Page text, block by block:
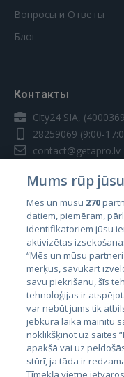
Вопросы и Ответы
Блог
Контакты
City24 SIA,
28259069 (9:00-
contact@getapro.lv
Страны
Эстония
Латвия
Литва
Mums rūp
Mēs un mūsu 270
datiem, piemēram,
identifikatoriem jūsu
aktivizētas
“Mēs un mūsu
mērķus, savukārt
savu piekrišanu, šīs
tehnoloģijas ir
var nebūt jums tik
jebkurā laikā mainītu
noklikšķinot uz saites
apakšā vai uz
stūrī, ja tāda ir
Tīmekļa vietne